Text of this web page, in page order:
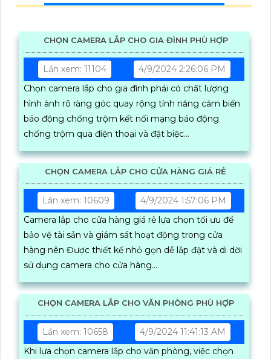
CHỌN CAMERA LẮP CHO GIA ĐÌNH PHÙ HỢP
Lần xem: 11104
4/9/2024 2:26:06 PM
Chọn camera lắp cho gia đình phải có chất lượng
hình ảnh rõ ràng góc quay rộng tính năng cảm biến
báo động chống trộm kết nối mạng báo động
chống trộm qua điện thoại và đặt biệc...
CHỌN CAMERA LẮP CHO CỬA HÀNG GIÁ RẺ
Lần xem: 10609
4/9/2024 1:57:06 PM
Camera lắp cho cửa hàng giá rẻ lựa chọn tối ưu để
bảo vệ tài sản và giám sát hoạt động trong cửa
hàng nên Được thiết kế nhỏ gọn dễ lắp đặt và di dời
sử dụng camera cho cửa hàng...
CHỌN CAMERA LẮP CHO VĂN PHÒNG PHÙ HỢP
Lần xem: 10658
4/9/2024 11:41:13 AM
Khi lựa chọn camera lắp cho văn phòng, việc chọn